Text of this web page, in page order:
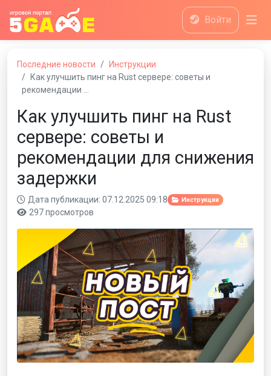
Войти
Последние новости
Инструкции
Как улучшить пинг на Rust сервере: советы и
рекомендации …
Как улучшить пинг на Rust
сервере: советы и
рекомендации для снижения
задержки
Дата публикации: 07.12.2025 09:18 Инструкции
297 просмотров